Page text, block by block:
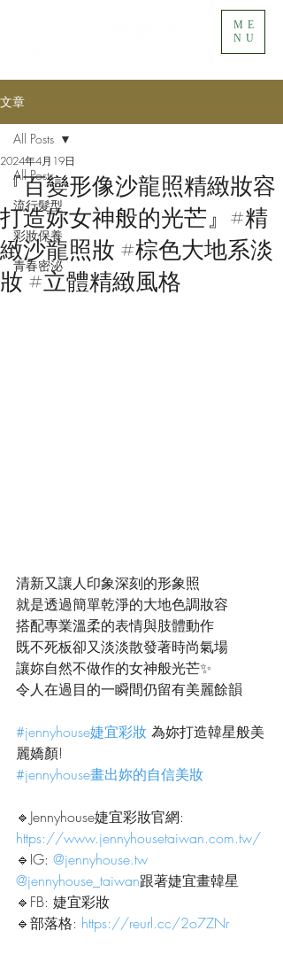
ME
NU
文章
All Posts
流行髮型
彩妝保養
青春密泌
All Posts
『百變形像沙龍照精緻妝容
打造妳女神般的光芒』#精
緻沙龍照妝 #棕色大地系淡
妝 #立體精緻風格
2024年4月19日
清新又讓人印象深刻的形象照
就是透過簡單乾淨的大地色調妝容
搭配專業溫柔的表情與肢體動作
既不死板卻又淡淡散發著時尚氣場
讓妳自然不做作的女神般光芒✨
令人在過目的一瞬間仍留有美麗餘韻
#jennyhouse婕宜彩妝 為妳打造韓星般美
麗嬌顏!
#jennyhouse畫出妳的自信美妝
🔹Jennyhouse婕宜彩妝官網:
https://www.jennyhousetaiwan.com.tw/
🔹IG: @jennyhouse.tw
@jennyhouse_taiwan跟著婕宜畫韓星
🔹FB: 婕宜彩妝
🔹部落格: https://reurl.cc/2o7ZNr